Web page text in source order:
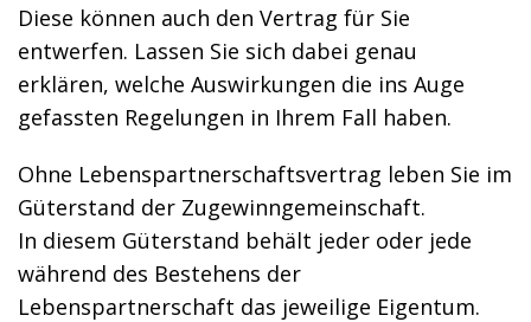
Diese können auch den Vertrag für Sie
entwerfen. Lassen Sie sich dabei genau
erklären, welche Auswirkungen die ins Auge
gefassten Regelungen in Ihrem Fall haben.
Ohne Lebenspartnerschaftsvertrag leben Sie im
Güterstand der Zugewinngemeinschaft.
In diesem Güterstand behält jeder oder jede
während des Bestehens der
Lebenspartnerschaft das jeweilige Eigentum.